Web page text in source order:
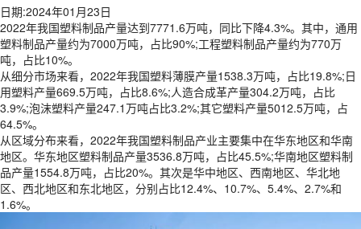
日期:2024年01月23日
2022年我国塑料制品产量达到7771.6万吨，同比下降4.3%。其中，通用
塑料制品产量约为7000万吨，占比90%;工程塑料制品产量约为770万
吨，占比10%。
从细分市场来看，2022年我国塑料薄膜产量1538.3万吨，占比19.8%;日
用塑料产量669.5万吨，占比8.6%;人造合成革产量304.2万吨，占比
3.9%;泡沫塑料产量247.1万吨占比3.2%;其它塑料产量5012.5万吨，占
64.5%。
从区域分布来看，2022年我国塑料制品产业主要集中在华东地区和华南
地区。华东地区塑料制品产量3536.8万吨，占比45.5%;华南地区塑料制
品产量1554.8万吨，占比20%。其次是华中地区、西南地区、华北地
区、西北地区和东北地区，分别占比12.4%、10.7%、5.4%、2.7%和
1.6%。